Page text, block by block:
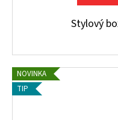
Stylový
NOVINKA
TIP